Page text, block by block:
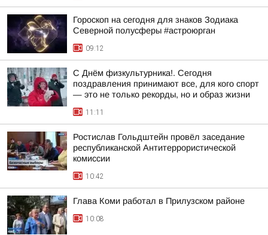
Гороскоп на сегодня для знаков Зодиака
Северной полусферы #астроюрган
09:12
С Днём физкультурника!. Сегодня
поздравления принимают все, для кого спорт
— это не только рекорды, но и образ жизни
11:11
Ростислав Гольдштейн провёл заседание
республиканской Антитеррористической
комиссии
10:42
Глава Коми работал в Прилузском районе
10:08